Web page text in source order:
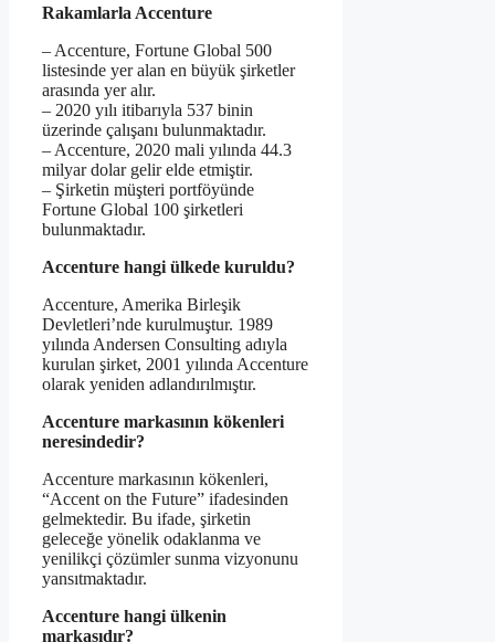
Rakamlarla Accenture
– Accenture, Fortune Global 500
listesinde yer alan en büyük şirketler
arasında yer alır.
– 2020 yılı itibarıyla 537 binin
üzerinde çalışanı bulunmaktadır.
– Accenture, 2020 mali yılında 44.3
milyar dolar gelir elde etmiştir.
– Şirketin müşteri portföyünde
Fortune Global 100 şirketleri
bulunmaktadır.
Accenture hangi ülkede kuruldu?
Accenture, Amerika Birleşik
Devletleri’nde kurulmuştur. 1989
yılında Andersen Consulting adıyla
kurulan şirket, 2001 yılında Accenture
olarak yeniden adlandırılmıştır.
Accenture markasının kökenleri
neresindedir?
Accenture markasının kökenleri,
“Accent on the Future” ifadesinden
gelmektedir. Bu ifade, şirketin
geleceğe yönelik odaklanma ve
yenilikçi çözümler sunma vizyonunu
yansıtmaktadır.
Accenture hangi ülkenin
markasıdır?